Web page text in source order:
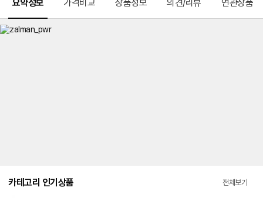
요약정보 가격비교 상품정보 의견/리뷰 연관상품
카테고리 인기상품 전체보기